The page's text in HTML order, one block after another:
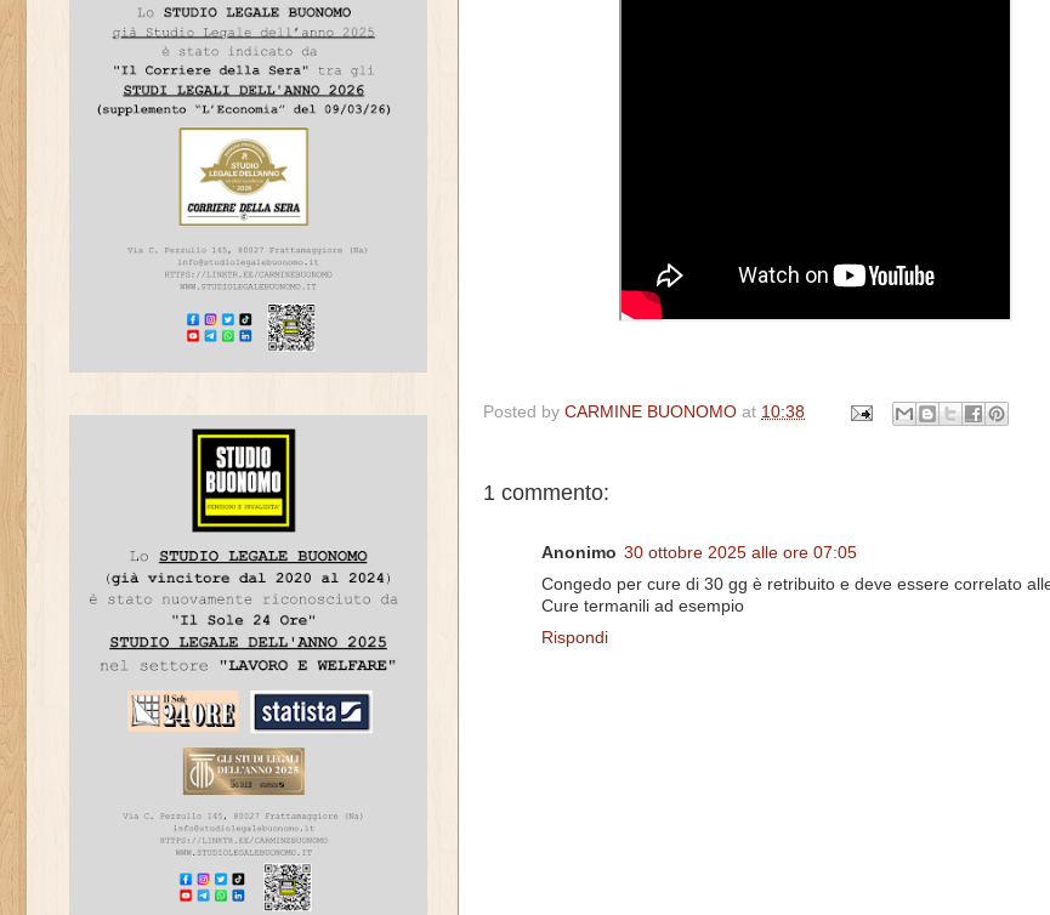
Posted by CARMINE BUONOMO at 10:38
1 commento:
Anonimo 30 ottobre 2025 alle ore 07:05
Congedo per cure di 30 gg è retribuito e deve essere correlato
Cure termanili ad esempio
Rispondi